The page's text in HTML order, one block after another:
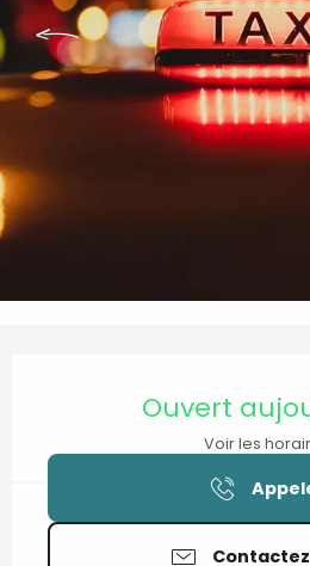
Ouvert
Voir les